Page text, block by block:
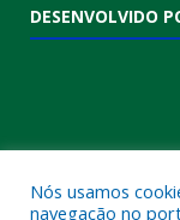
DESENVOLVIDO
Nós usamos
navegação no